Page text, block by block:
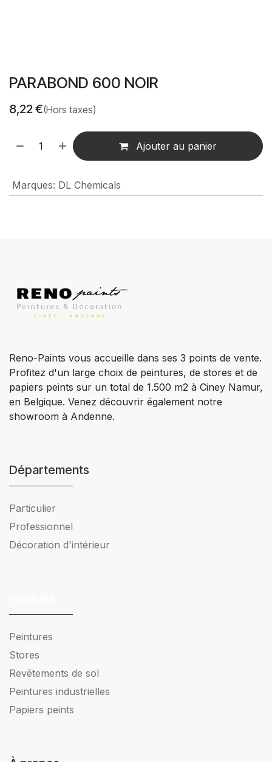
PARABOND 600 NOIR
8,22€(Hors taxes)
Ajouter au panier
Marques: DL Chemicals
Reno-Paints vous accueille dans ses 3 points de vente.
Profitez d'un large choix de peintures, de stores et de
papiers peints sur un total de 1.500 m2 à Ciney Namur,
en Belgique. Venez découvrir également notre
showroom à Andenne.
Départements
Particulier
Professionnel
Décoration d'intérieur
Peintures
Stores
Revêtements de sol
Peintures industrielles
Papiers peints